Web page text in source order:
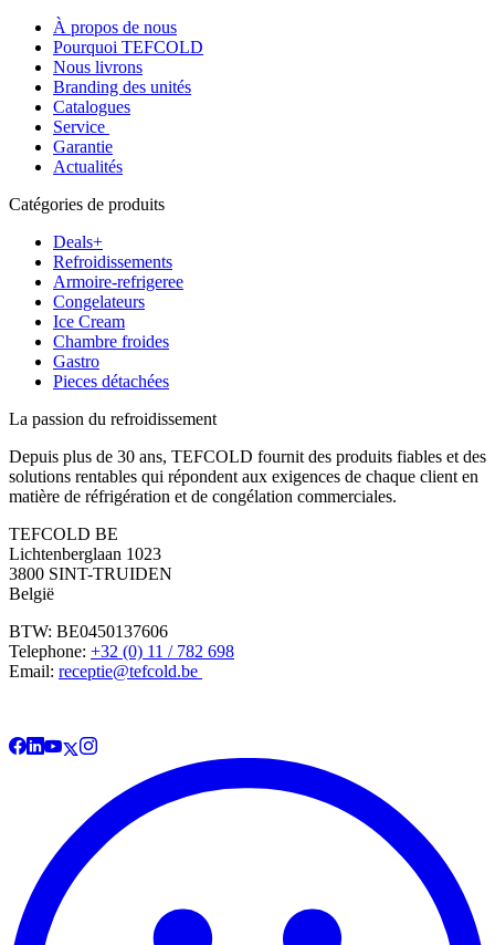
À propos de nous
Pourquoi TEFCOLD
Nous livrons
Branding des unités
Catalogues
Service
Garantie
Actualités
Catégories de produits
Deals+
Refroidissements
Armoire-refrigeree
Congelateurs
Ice Cream
Chambre froides
Gastro
Pieces détachées
La passion du refroidissement
Depuis plus de 30 ans, TEFCOLD fournit des produits fiables et des
solutions rentables qui répondent aux exigences de chaque client en
matière de réfrigération et de congélation commerciales.
TEFCOLD BE
Lichtenberglaan 1023
3800 SINT-TRUIDEN
België
BTW: BE0450137606
Telephone: +32 (0) 11 / 782 698
Email: receptie@tefcold.be